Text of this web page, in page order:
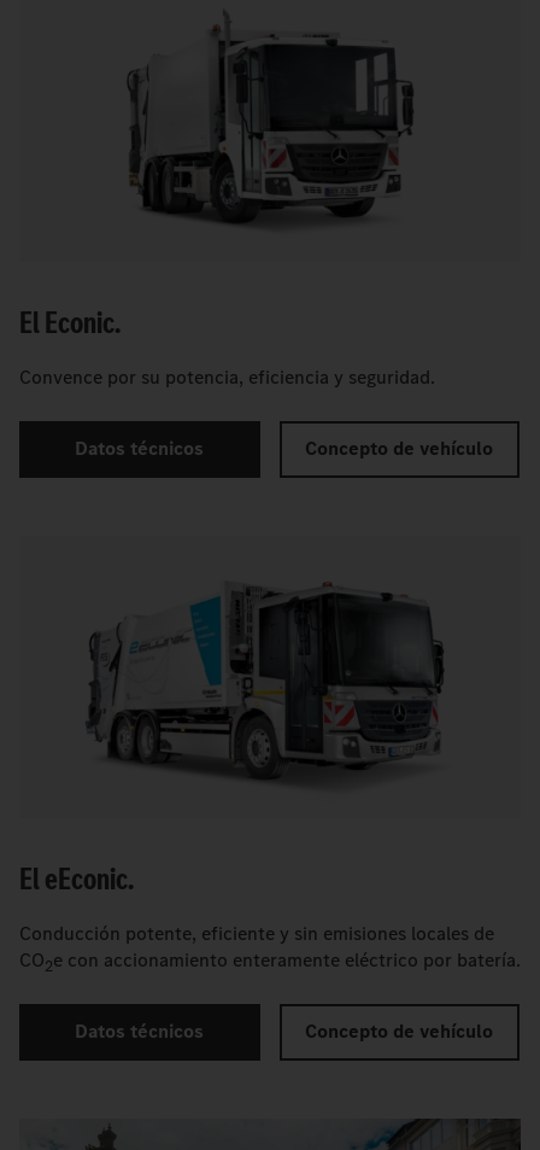
El Econic.
Convence por su potencia, eficiencia y seguridad.
Datos técnicos Concepto de vehículo
EleEconic.
Conducción potente, eficiente y sin emisiones locales de
CO2e con accionamiento enteramente eléctrico por batería.
Datos técnicos Concepto de vehículo